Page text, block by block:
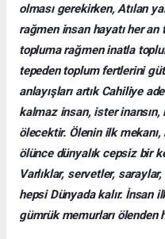
olması gerekirken, Atılan
rağmen insan hayatı her an
topluma rağmen inatla
tepeden toplum fertlerini
anlayışları artık Cahiliye
kalmaz insan, ister
ölecektir. Ölenin ilk
ölünce dünyalık cepsiz bir
Varlıklar, servetler,
hepsi Dünyada kalır. İnsan
gümrük memurları ölenden